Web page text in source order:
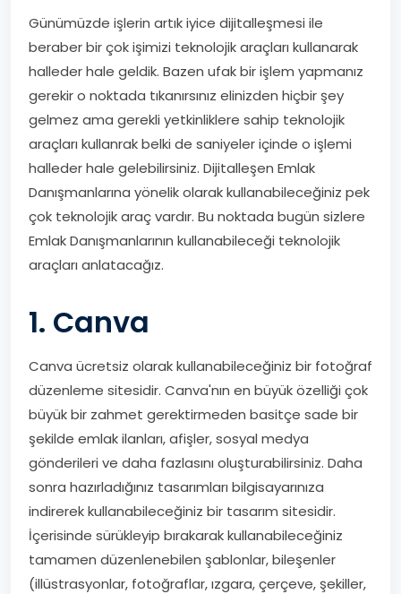
Günümüzde işlerin artık iyice dijitalleşmesi ile
beraber bir çok işimizi teknolojik araçları kullanarak
halleder hale geldik. Bazen ufak bir işlem yapmanız
gerekir o noktada tıkanırsınız elinizden hiçbir şey
gelmez ama gerekli yetkinliklere sahip teknolojik
araçları kullanrak belki de saniyeler içinde o işlemi
halleder hale gelebilirsiniz. Dijitalleşen Emlak
Danışmanlarına yönelik olarak kullanabileceğiniz pek
çok teknolojik araç vardır. Bu noktada bugün sizlere
Emlak Danışmanlarının kullanabileceği teknolojik
araçları anlatacağız.
1. Canva
Canva ücretsiz olarak kullanabileceğiniz bir fotoğraf
düzenleme sitesidir. Canva'nın en büyük özelliği çok
büyük bir zahmet gerektirmeden basitçe sade bir
şekilde emlak ilanları, afişler, sosyal medya
gönderileri ve daha fazlasını oluşturabilirsiniz. Daha
sonra hazırladığınız tasarımları bilgisayarınıza
indirerek kullanabileceğiniz bir tasarım sitesidir.
İçerisinde sürükleyip bırakarak kullanabileceğiniz
tamamen düzenlenebilen şablonlar, bileşenler
(illüstrasyonlar, fotoğraflar, ızgara, çerçeve, şekiller,